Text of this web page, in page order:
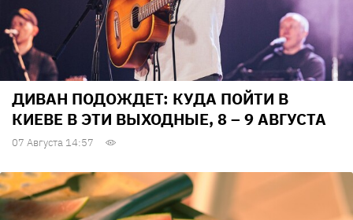
ДИВАН ПОДОЖДЕТ: КУДА ПОЙТИ В
КИЕВЕ В ЭТИ ВЫХОДНЫЕ, 8 – 9 АВГУСТА
07 Августа 14:57